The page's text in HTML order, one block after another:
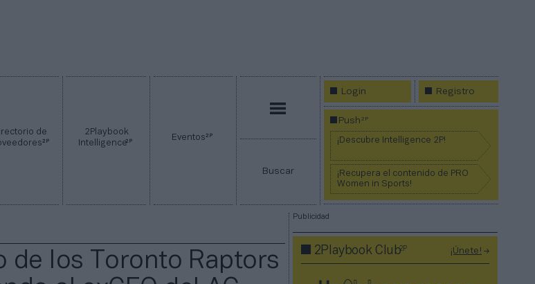
de
2P
2Playbook
Intelligence2P Eventos2P
Buscar
Login Registro
Push2P
¡Descubre Intelligence 2P!
¡Recupera el contenido de PRO
Women in Sports!
de los Toronto Raptors
Publicidad
2Playbook Club2P ¡Únete!